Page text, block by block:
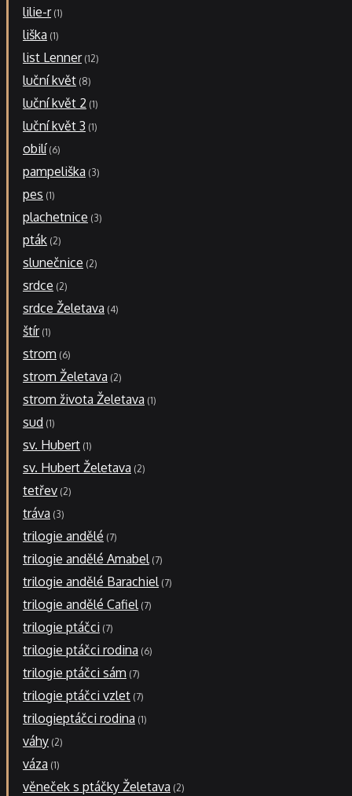
lilie-r 1
liška 1
list Lenner 12
luční květ 8
luční květ 2 1
luční květ 3 1
obilí 6
pampeliška 3
pes 1
plachetnice 3
pták 2
slunečnice 2
srdce 2
srdce Želetava 4
štír 1
strom 6
strom Želetava 2
strom života Želetava 1
sud 1
sv. Hubert 1
sv. Hubert Želetava 2
tetřev 2
tráva 3
trilogie andělé 7
trilogie andělé Amabel 7
trilogie andělé Barachiel 7
trilogie andělé Cafiel 7
trilogie ptáčci 7
trilogie ptáčci rodina 6
trilogie ptáčci sám 7
trilogie ptáčci vzlet 7
trilogieptáčci rodina 1
váhy 2
váza 1
věneček s ptáčky Želetava 2